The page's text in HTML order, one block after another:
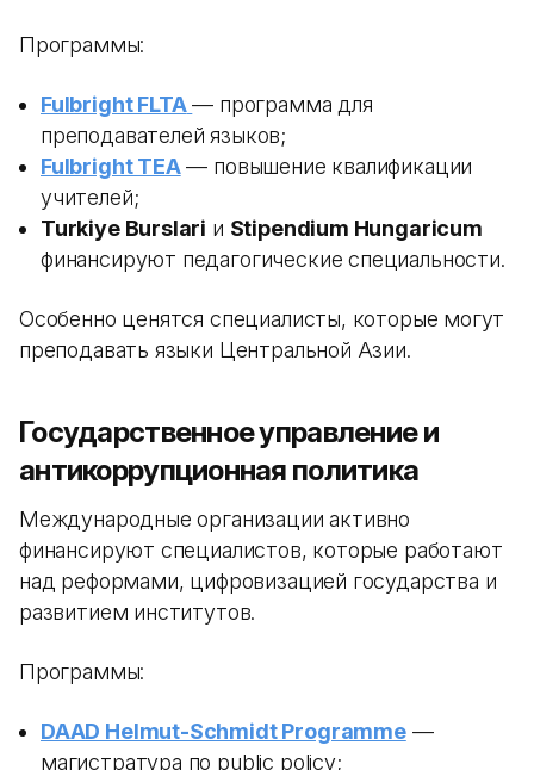
Программы:
Fulbright FLTA — программа для
преподавателей языков;
Fulbright TEA— повышение квалификации
учителей;
Turkiye Burslari и Stipendium Hungaricum
финансируют педагогические специальности.
Особенно ценятся специалисты, которые могут
преподавать языки Центральной Азии.
Государственное управление и
антикоррупционная политика
Международные организации активно
финансируют специалистов, которые работают
над реформами, цифровизацией государства и
развитием институтов.
Программы:
DAAD Helmut-Schmidt Programme—
магистратура по public policy;